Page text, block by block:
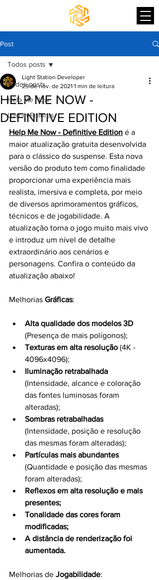
Post
Todos posts
Help Me Now
Lost In Failures
Todos posts
HELP ME NOW -
DEFINITIVE EDITION
Light Station Developer
29 de nov. de 2021 1 min de leitura
Help Me Now - Definitive Edition é a
maior atualização gratuita desenvolvida
para o clássico do suspense. Esta nova
versão do produto tem como finalidade
proporcionar uma experiência mais
realista, imersiva e completa, por meio
de diversos aprimoramentos gráficos,
técnicos e de jogabilidade. A
atualização torna o jogo muito mais vivo
e introduz um nível de detalhe
extraordinário aos cenários e
personagens. Confira o conteúdo da
atualização abaixo!
Melhorias Gráficas:
Alta qualidade dos modelos 3D
(Presença de mais polígonos);
Texturas em alta resolução (4K -
4096x4096);
Iluminação retrabalhada
(Intensidade, alcance e coloração
das fontes luminosas foram
alteradas);
Sombras retrabalhadas
(Intensidade, posição e resolução
das mesmas foram alteradas);
Partículas mais abundantes
(Quantidade e posição das mesmas
foram alteradas);
Reflexos em alta resolução e mais
presentes;
Tonalidade das cores foram
modificadas;
A distância de renderização foi
aumentada.
Melhorias de Jogabilidade: